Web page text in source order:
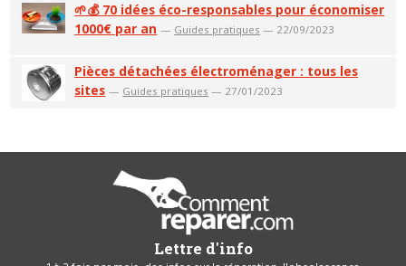
🌱💰 70 idées éco-responsables pour économiser
1000€ par an — Guides pratiques — 22/09/2023
Pièces détachées électroménager : tous les
sites — Guides pratiques — 27/01/2023
Lettre d'info